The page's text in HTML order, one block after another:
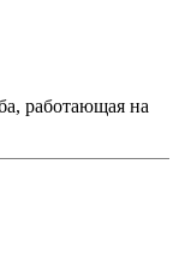
работающая на